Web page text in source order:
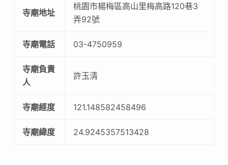
寺廟地址
桃園市楊梅區高山里梅高路120巷3
弄92號
寺廟電話 03-4750959
寺廟負責
人
許玉清
寺廟經度 121.148582458496
寺廟緯度 24.9245357513428